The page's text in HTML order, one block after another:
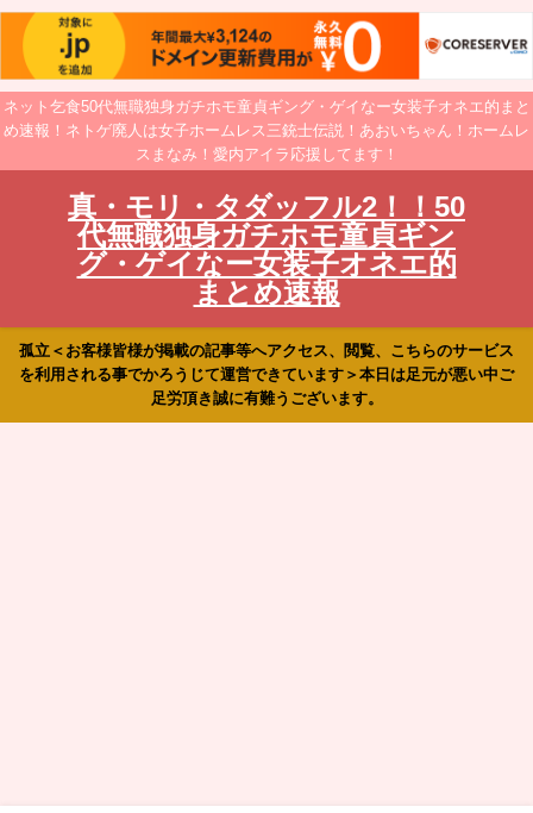
ネット乞食50代無職独身ガチホモ童貞ギング・ゲイなー女装子オネエ的まと
め速報！ネトゲ廃人は女子ホームレス三銃士伝説！あおいちゃん！ホームレ
スまなみ！愛内アイラ応援してます！
真・モリ・タダッフル2！！50
代無職独身ガチホモ童貞ギン
グ・ゲイなー女装子オネエ的
まとめ速報
孤立＜お客様皆様が掲載の記事等へアクセス、閲覧、こちらのサービス
を利用される事でかろうじて運営できています＞本日は足元が悪い中ご
足労頂き誠に有難うございます。